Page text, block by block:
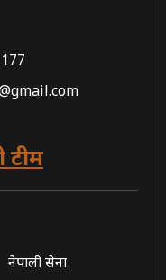
टीम
नेपाली सेना